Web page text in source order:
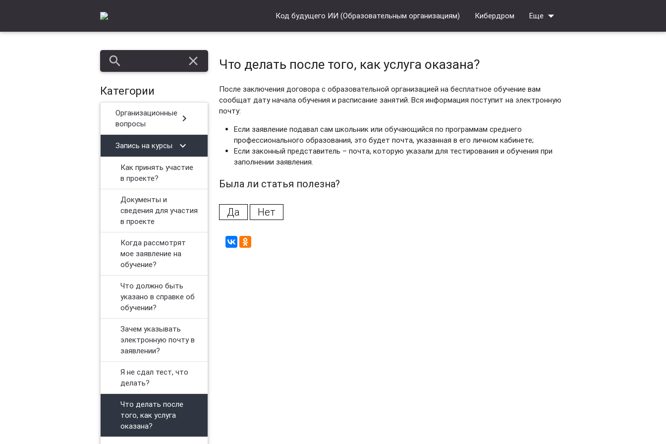
Код будущего ИИ (Образовательным организациям) Кибердром Еще arrow_drop_down
search close
Категории
Организационные
вопросы
chevron_right
Запись на курсы chevron_right
Как принять участие
в проекте?
Документы и
сведения для участия
в проекте
Когда рассмотрят
мое заявление на
обучение?
Что должно быть
указано в справке об
обучении?
Зачем указывать
электронную почту в
заявлении?
Я не сдал тест, что
делать?
Что делать после
того, как услуга
оказана?
Что делать после того, как услуга оказана?
После заключения договора с образовательной организацией на бесплатное обучение вам
сообщат дату начала обучения и расписание занятий. Вся информация поступит на электронную
почту:
Если заявление подавал сам школьник или обучающийся по программам среднего
профессионального образования, это будет почта, указанная в его личном кабинете;
Если законный представитель – почта, которую указали для тестирования и обучения при
заполнении заявления.
Была ли статья полезна?
Да Нет